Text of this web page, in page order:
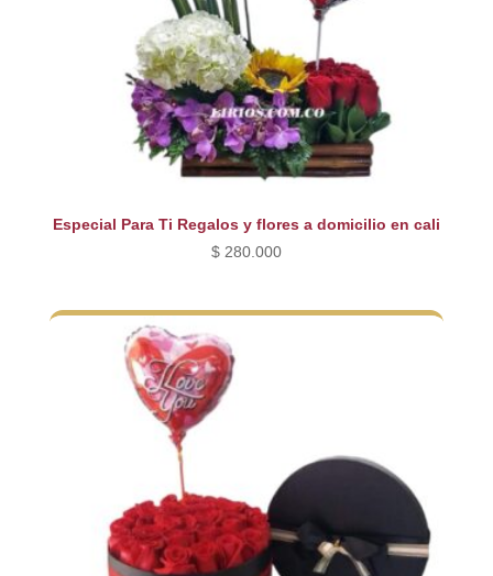
Especial Para Ti Regalos y flores a domicilio en cali
$280.000